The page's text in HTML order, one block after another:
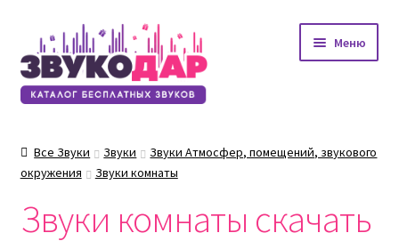
Перейти
к
навигации
Перейти
к
содержимому
Меню
Все Звуки Звуки
Звуки Атмосфер, помещений, звукового
окружения
Звуки комнаты
Звуки комнаты скачать